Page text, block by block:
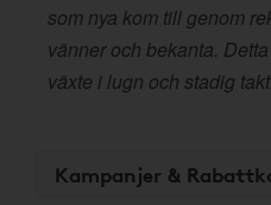
som nya kom till genom
vänner och bekanta.
växte i lugn och stadig takt.
Kampanjer &